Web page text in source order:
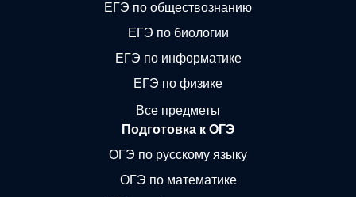
ЕГЭ по обществознанию
ЕГЭ по биологии
ЕГЭ по информатике
ЕГЭ по физике
Все предметы
Подготовка к ОГЭ
ОГЭ по русскому языку
ОГЭ по математике